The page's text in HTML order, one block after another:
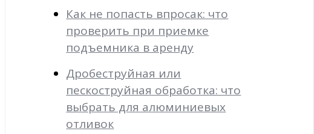
Как не попасть впросак: что
проверить при приемке
подъемника в аренду
Дробеструйная или
пескоструйная обработка: что
выбрать для алюминиевых
отливок